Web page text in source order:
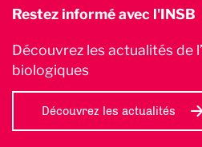
Restez informé avec l'INSB
Découvrez les actualités de
biologiques
Découvrez les actualités